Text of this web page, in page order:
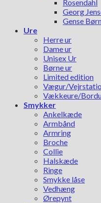
Rosendahl
Georg
Gense
Ure
Herre ur
Dame ur
Unisex Ur
Børne ur
Limited edition
Vægur/
Vækkeure/
Smykker
Ankelkæde
Armbånd
Armring
Broche
Collie
Halskæde
Ringe
Smykke låse
Vedhæng
Ørepynt